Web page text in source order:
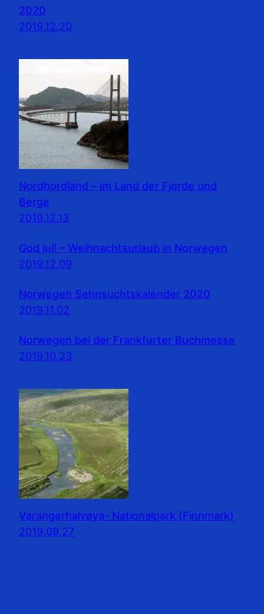
2020
2019.12.20
Nordhordland – im Land der Fjorde und
Berge
2019.12.13
God jul! – Weihnachtsurlaub in Norwegen
2019.12.09
Norwegen Sehnsuchtskalender 2020
2019.11.02
Norwegen bei der Frankfurter Buchmesse
2019.10.23
Varangerhalvøya- Nationalpark (Finnmark)
2019.09.27